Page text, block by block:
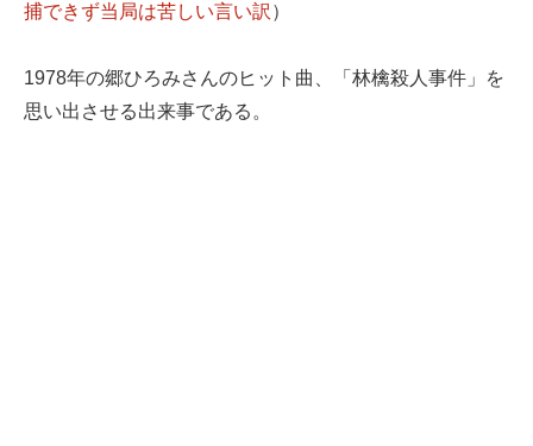
捕できず当局は苦しい言い訳 ）
1978年の郷ひろみさんのヒット曲、「林檎殺人事件」を
思い出させる出来事である。